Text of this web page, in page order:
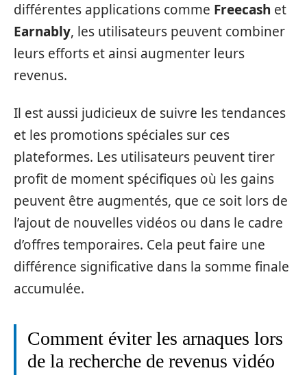
différentes applications comme Freecash et
Earnably, les utilisateurs peuvent combiner
leurs efforts et ainsi augmenter leurs
revenus.
Il est aussi judicieux de suivre les tendances
et les promotions spéciales sur ces
plateformes. Les utilisateurs peuvent tirer
profit de moment spécifiques où les gains
peuvent être augmentés, que ce soit lors de
l’ajout de nouvelles vidéos ou dans le cadre
d’offres temporaires. Cela peut faire une
différence significative dans la somme finale
accumulée.
Comment éviter les arnaques lors
de la recherche de revenus vidéo